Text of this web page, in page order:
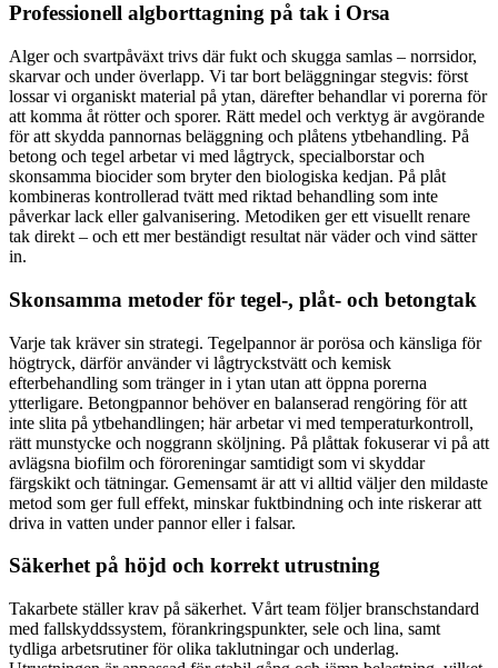
Professionell algborttagning på tak i Orsa
Alger och svartpåväxt trivs där fukt och skugga samlas – norrsidor,
skarvar och under överlapp. Vi tar bort beläggningar stegvis: först
lossar vi organiskt material på ytan, därefter behandlar vi porerna för
att komma åt rötter och sporer. Rätt medel och verktyg är avgörande
för att skydda pannornas beläggning och plåtens ytbehandling. På
betong och tegel arbetar vi med lågtryck, specialborstar och
skonsamma biocider som bryter den biologiska kedjan. På plåt
kombineras kontrollerad tvätt med riktad behandling som inte
påverkar lack eller galvanisering. Metodiken ger ett visuellt renare
tak direkt – och ett mer beständigt resultat när väder och vind sätter
in.
Skonsamma metoder för tegel-, plåt- och betongtak
Varje tak kräver sin strategi. Tegelpannor är porösa och känsliga för
högtryck, därför använder vi lågtryckstvätt och kemisk
efterbehandling som tränger in i ytan utan att öppna porerna
ytterligare. Betongpannor behöver en balanserad rengöring för att
inte slita på ytbehandlingen; här arbetar vi med temperaturkontroll,
rätt munstycke och noggrann sköljning. På plåttak fokuserar vi på att
avlägsna biofilm och föroreningar samtidigt som vi skyddar
färgskikt och tätningar. Gemensamt är att vi alltid väljer den mildaste
metod som ger full effekt, minskar fuktbindning och inte riskerar att
driva in vatten under pannor eller i falsar.
Säkerhet på höjd och korrekt utrustning
Takarbete ställer krav på säkerhet. Vårt team följer branschstandard
med fallskyddssystem, förankringspunkter, sele och lina, samt
tydliga arbetsrutiner för olika taklutningar och underlag.